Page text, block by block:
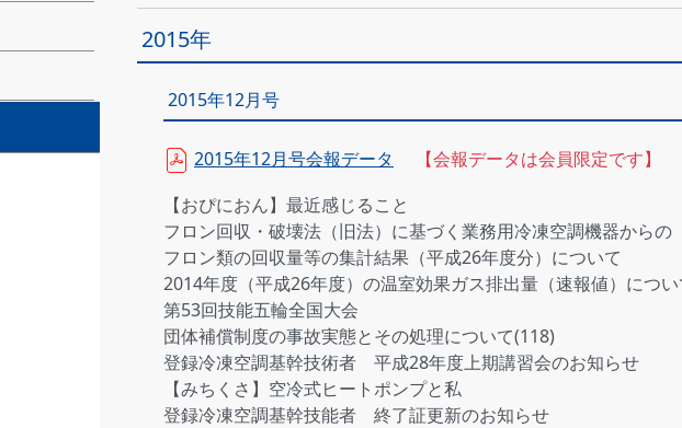
2015年
2015年12月号
2015年12月号会報データ
【会報データは会員限定です】
【おぴにおん】最近感じること
フロン回収・破壊法（旧法）に基づく業務用冷凍空調機器からの
フロン類の回収量等の集計結果（平成26年度分）について
2014年度（平成26年度）の温室効果ガス排出量（速報値）につい
第53回技能五輪全国大会
団体補償制度の事故実態とその処理について(118)
登録冷凍空調基幹技術者 平成28年度上期講習会のお知らせ
【みちくさ】空冷式ヒートポンプと私
登録冷凍空調基幹技能者 終了証更新のお知らせ